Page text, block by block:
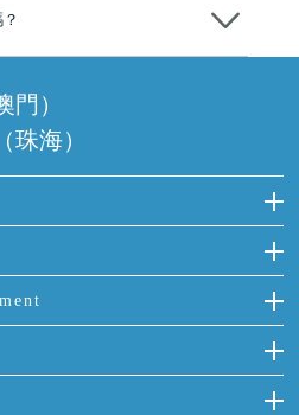
聯絡我們，告知我們你原本預約的
門）
珠海）